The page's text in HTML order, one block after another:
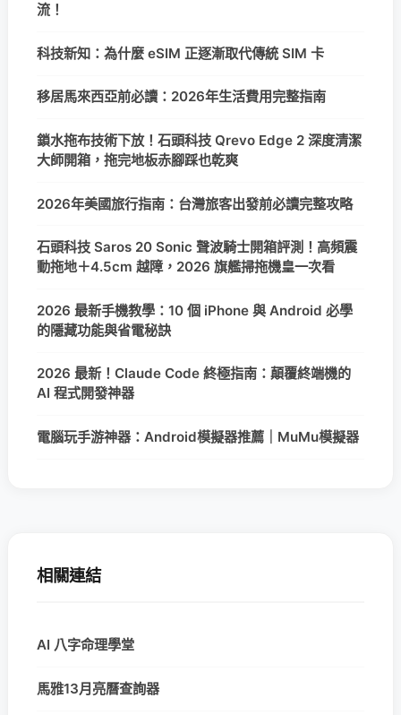
流！
科技新知：為什麼 eSIM 正逐漸取代傳統 SIM 卡
移居馬來西亞前必讀：2026年生活費用完整指南
鎖水拖布技術下放！石頭科技 Qrevo Edge 2 深度清潔
大師開箱，拖完地板赤腳踩也乾爽
2026年美國旅行指南：台灣旅客出發前必讀完整攻略
石頭科技 Saros 20 Sonic 聲波騎士開箱評測！高頻震
動拖地＋4.5cm 越障，2026 旗艦掃拖機皇一次看
2026 最新手機教學：10 個 iPhone 與 Android 必學
的隱藏功能與省電秘訣
2026 最新！Claude Code 終極指南：顛覆終端機的
AI 程式開發神器
電腦玩手游神器：Android模擬器推薦｜MuMu模擬器
相關連結
AI 八字命理學堂
馬雅13月亮曆查詢器